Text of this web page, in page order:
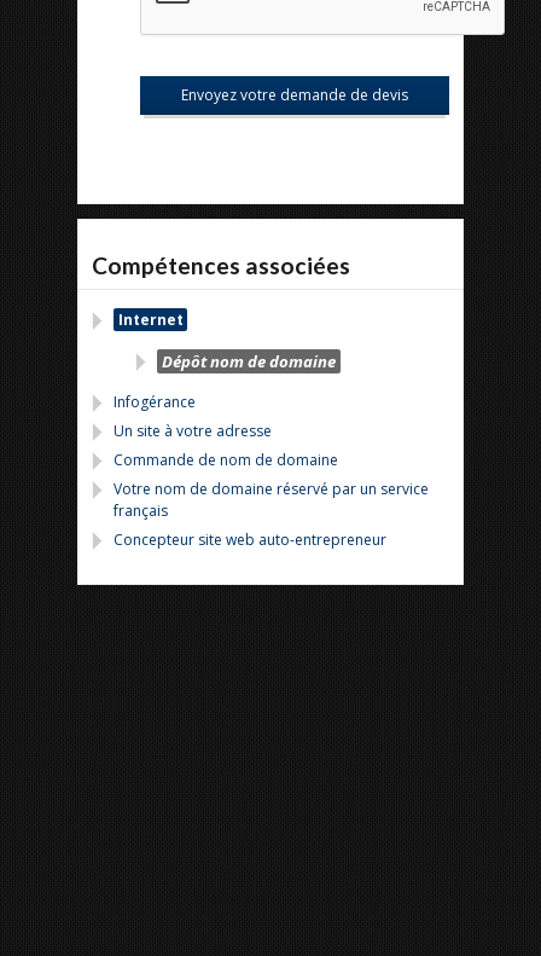
Compétences associées
Internet
Dépôt nom de domaine
Infogérance
Un site à votre adresse
Commande de nom de domaine
Votre nom de domaine réservé par un service
français
Concepteur site web auto-entrepreneur